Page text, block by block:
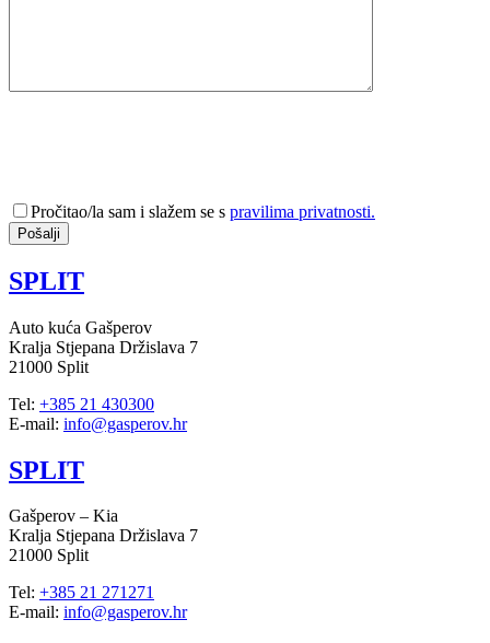
Pročitao/la sam i slažem se s pravilima privatnosti.
SPLIT
Auto kuća Gašperov
Kralja Stjepana Držislava 7
21000 Split
Tel: +385 21 430300
E-mail: info@gasperov.hr
SPLIT
Gašperov – Kia
Kralja Stjepana Držislava 7
21000 Split
Tel: +385 21 271271
E-mail: info@gasperov.hr